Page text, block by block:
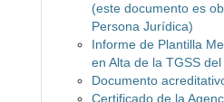
(este documento es
Persona Jurídica)
Informe de Plantilla
en Alta de la TGSS
Documento
Certificado de la